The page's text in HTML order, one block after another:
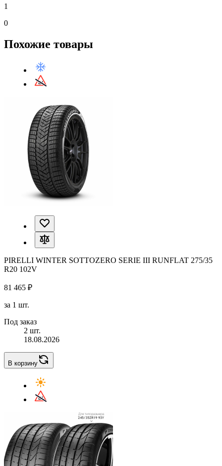
1
0
Похожие товары
PIRELLI WINTER SOTTOZERO SERIE III RUNFLAT 275/35
R20 102V
81 465 ₽
за 1 шт.
Под заказ
2 шт.
18.08.2026
В корзину